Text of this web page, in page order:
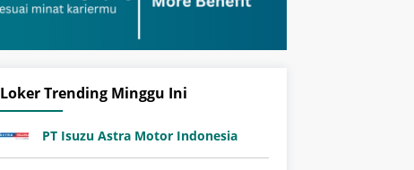
Loker Trending Minggu Ini
PT Isuzu Astra Motor Indonesia